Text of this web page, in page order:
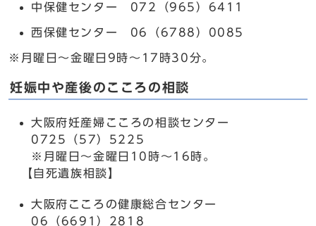
中保健センター 072（965）6411
西保健センター 06（6788）0085
※月曜日～金曜日9時～17時30分。
妊娠中や産後のこころの相談
大阪府妊産婦こころの相談センター
0725（57）5225
※月曜日～金曜日10時～16時。
【自死遺族相談】
大阪府こころの健康総合センター
06（6691）2818